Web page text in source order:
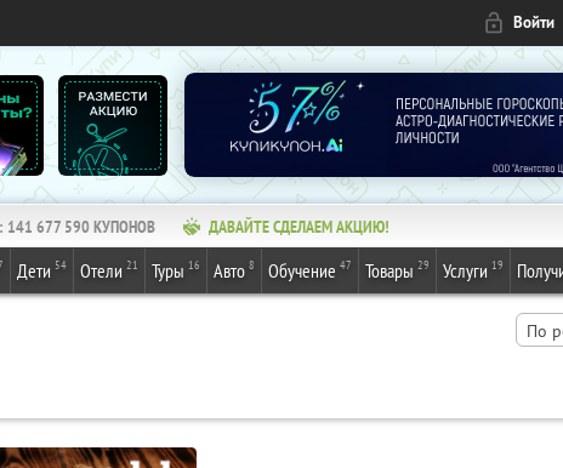
Войти
141 677 590КУПОНОВ ДАВАЙТЕ СДЕЛАЕМ АКЦИЮ!
Дети 54 Отели 21 Туры 16 Авто 8 Обучение 47 Товары 29 Услуги 19
По